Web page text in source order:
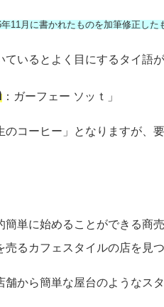
11月に書かれたものを加筆修正した
ているとよく目にするタイ語が
：ガーフェー ソッｔ」
のコーヒー」となりますが、
簡単に始めることができる商
売るカフェスタイルの店を見
舗から簡単な屋台のようなス